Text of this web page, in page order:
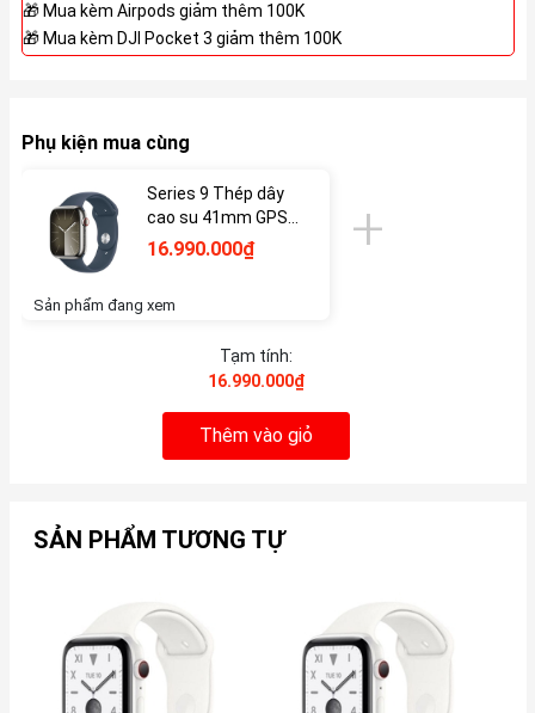
🎁 Mua kèm Airpods giảm thêm 100K
🎁 Mua kèm DJI Pocket 3 giảm thêm 100K
Phụ kiện mua cùng
Series 9 Thép dây
cao su 41mm GPS
VN/A Mới
16.990.000₫
Sản phẩm đang xem
Tạm tính:
16.990.000₫
Thêm vào giỏ
SẢN PHẨM TƯƠNG TỰ